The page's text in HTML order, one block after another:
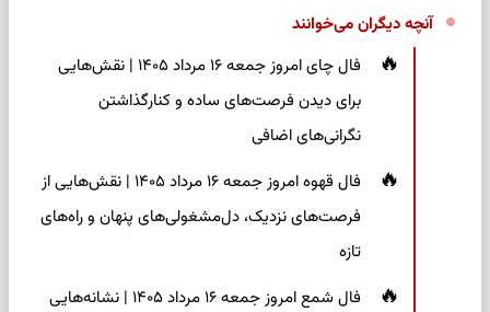
آنچه دیگران می‌خوانند
فال چای امروز جمعه ۱۶ مرداد ۱۴۰۵ | نقش‌هایی
برای دیدن فرصت‌های ساده و کنارگذاشتن
نگرانی‌های اضافی
فال قهوه امروز جمعه ۱۶ مرداد ۱۴۰۵ | نقش‌هایی از
فرصت‌های نزدیک، دل‌مشغولی‌های پنهان و راه‌های
تازه
فال شمع امروز جمعه ۱۶ مرداد ۱۴۰۵ | نشانه‌هایی